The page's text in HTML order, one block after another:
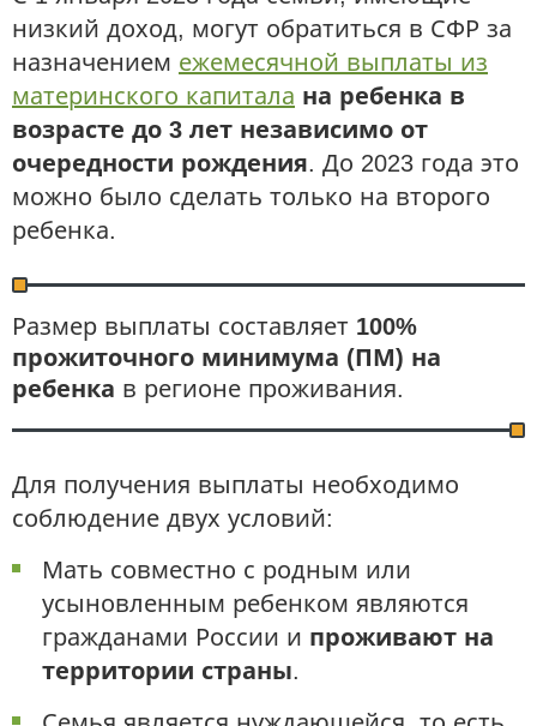
низкий доход, могут обратиться в СФР за
назначением ежемесячной выплаты из
материнского капитала на ребенка в
возрасте до 3 лет независимо от
очередности рождения. До 2023 года это
можно было сделать только на второго
ребенка.
Размер выплаты составляет 100%
прожиточного минимума (ПМ) на
ребенка в регионе проживания.
Для получения выплаты необходимо
соблюдение двух условий:
Мать совместно с родным или
усыновленным ребенком являются
гражданами России и проживают на
территории страны.